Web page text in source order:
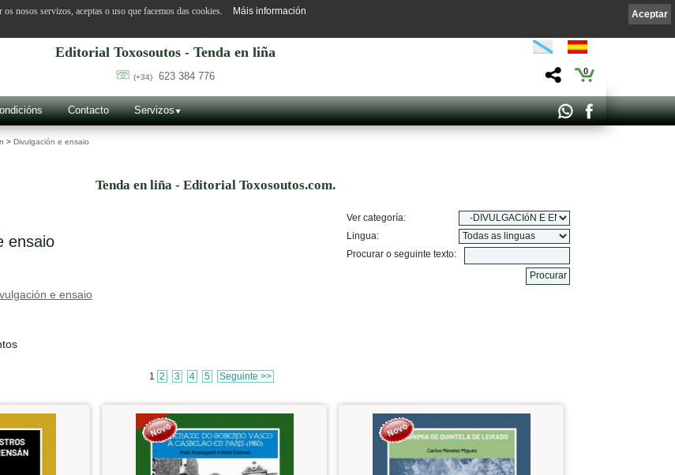
Editorial Toxosoutos - Tenda en liña
(+34) 623 384 776 0
Contacto Servizos
> Divulgación e ensaio
Tenda en liña - Editorial Toxosoutos.com.
ensaio
Ver categoría:
Lingua:
Procurar o seguinte texto:
e ensaio
1 2 3 4 5 Seguinte >>
Aceptar
nosos servizos, aceptas o uso que facemos das cookies. Máis información